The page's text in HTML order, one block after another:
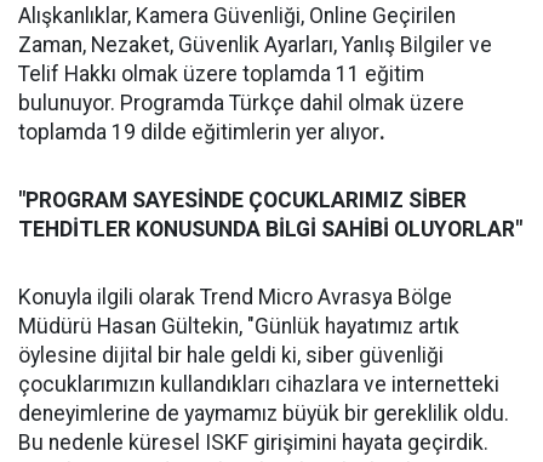
Alışkanlıklar, Kamera Güvenliği, Online Geçirilen
Zaman, Nezaket, Güvenlik Ayarları, Yanlış Bilgiler ve
Telif Hakkı olmak üzere toplamda 11 eğitim
bulunuyor. Programda Türkçe dahil olmak üzere
toplamda 19 dilde eğitimlerin yer alıyor.
"PROGRAM SAYESİNDE ÇOCUKLARIMIZ SİBER
TEHDİTLER KONUSUNDA BİLGİ SAHİBİ OLUYORLAR"
Konuyla ilgili olarak Trend Micro Avrasya Bölge
Müdürü Hasan Gültekin, "Günlük hayatımız artık
öylesine dijital bir hale geldi ki, siber güvenliği
çocuklarımızın kullandıkları cihazlara ve internetteki
deneyimlerine de yaymamız büyük bir gereklilik oldu.
Bu nedenle küresel ISKF girişimini hayata geçirdik.